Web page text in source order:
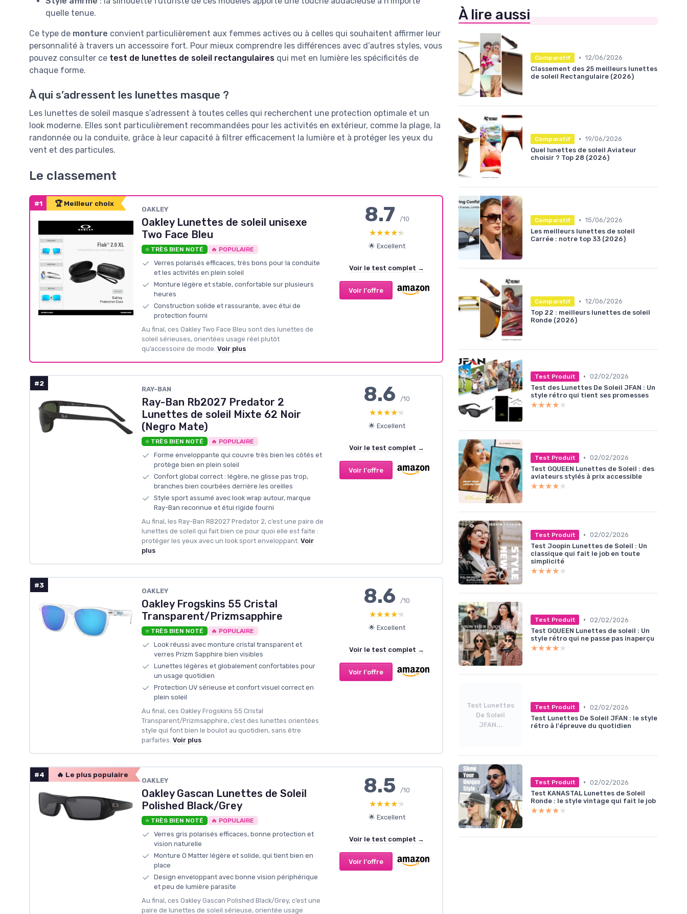
quelle tenue.
Ce type de monture convient particulièrement aux femmes actives ou à celles qui souhaitent affirmer leur
personnalité à travers un accessoire fort. Pour mieux comprendre les différences avec d’autres styles, vous
pouvez consulter ce test de lunettes de soleil rectangulaires qui met en lumière les spécificités de
chaque forme.
À qui s’adressent les lunettes masque ?
Les lunettes de soleil masque s’adressent à toutes celles qui recherchent une protection optimale et un
look moderne. Elles sont particulièrement recommandées pour les activités en extérieur, comme la plage, la
randonnée ou la conduite, grâce à leur capacité à filtrer efficacement la lumière et à protéger les yeux du
vent et des particules.
Le classement
#1 🏆 Meilleur choix
OAKLEY
Oakley Lunettes de soleil unisexe
Two Face Bleu
⭐ TRÈS BIEN NOTÉ 🔥 POPULAIRE
Verres polarisés efficaces, très bons pour la conduite
et les activités en plein soleil
Monture légère et stable, confortable sur plusieurs
heures
Construction solide et rassurante, avec étui de
protection fourni
Au final, ces Oakley Two Face Bleu sont des lunettes de
soleil sérieuses, orientées usage réel plutôt
qu’accessoire de mode. Voir plus
8.7 /10
★★★★★
★★★★★
🌟 Excellent
Voir le test complet →
Voir l'offre
#2
RAY-BAN
Ray-Ban Rb2027 Predator 2
Lunettes de soleil Mixte 62 Noir
(Negro Mate)
⭐ TRÈS BIEN NOTÉ 🔥 POPULAIRE
Forme enveloppante qui couvre très bien les côtés et
protège bien en plein soleil
Confort global correct : légère, ne glisse pas trop,
branches bien courbées derrière les oreilles
Style sport assumé avec look wrap autour, marque
Ray-Ban reconnue et étui rigide fourni
Au final, les Ray-Ban RB2027 Predator 2, c’est une paire de
lunettes de soleil qui fait bien ce pour quoi elle est faite :
protéger les yeux avec un look sport enveloppant. Voir
plus
8.6/10
★★★★★
★★★★★
🌟 Excellent
Voir le test complet →
Voir l'offre
#3
OAKLEY
Oakley Frogskins 55 Cristal
Transparent/Prizmsapphire
⭐ TRÈS BIEN NOTÉ 🔥 POPULAIRE
Look réussi avec monture cristal transparent et
verres Prizm Sapphire bien visibles
Lunettes légères et globalement confortables pour
un usage quotidien
Protection UV sérieuse et confort visuel correct en
plein soleil
Au final, ces Oakley Frogskins 55 Cristal
Transparent/Prizmsapphire, c’est des lunettes orientées
style qui font bien le boulot au quotidien, sans être
parfaites. Voir plus
8.6/10
★★★★★
★★★★★
🌟 Excellent
Voir le test complet →
Voir l'offre
#4 🔥 Le plus populaire
OAKLEY
Oakley Gascan Lunettes de Soleil
Polished Black/Grey
⭐ TRÈS BIEN NOTÉ 🔥 POPULAIRE
Verres gris polarisés efficaces, bonne protection et
vision naturelle
Monture O Matter légère et solide, qui tient bien en
place
Design enveloppant avec bonne vision périphérique
et peu de lumière parasite
Au final, ces Oakley Gascan Polished Black/Grey, c’est une
paire de lunettes de soleil sérieuse, orientée usage
8.5/10
★★★★★
★★★★★
🌟 Excellent
Voir le test complet →
Voir l'offre
À lire aussi
Comparatif • 12/06/2026
Classement des 25 meilleurs lunettes
de soleil Rectangulaire (2026)
Comparatif • 19/06/2026
Quel lunettes de soleil Aviateur
choisir ? Top 28 (2026)
Comparatif • 15/06/2026
Les meilleurs lunettes de soleil
Carrée : notre top 33 (2026)
Comparatif • 12/06/2026
Top 22 : meilleurs lunettes de soleil
Ronde (2026)
Test Produit • 02/02/2026
Test des Lunettes De Soleil JFAN : Un
style rétro qui tient ses promesses
★★★★★
★★★★★
Test Produit • 02/02/2026
Test GQUEEN Lunettes de Soleil : des
aviateurs stylés à prix accessible
★★★★★
★★★★★
Test Produit • 02/02/2026
Test Joopin Lunettes de Soleil : Un
classique qui fait le job en toute
simplicité
★★★★★
★★★★★
Test Produit • 02/02/2026
Test GQUEEN Lunettes de soleil : Un
style rétro qui ne passe pas inaperçu
★★★★★
★★★★★
Test Lunettes
De Soleil
JFAN...
Test Produit • 02/02/2026
Test Lunettes De Soleil JFAN : le style
rétro à l'épreuve du quotidien
Test Produit • 02/02/2026
Test KANASTAL Lunettes de Soleil
Ronde : le style vintage qui fait le job
★★★★★
★★★★★